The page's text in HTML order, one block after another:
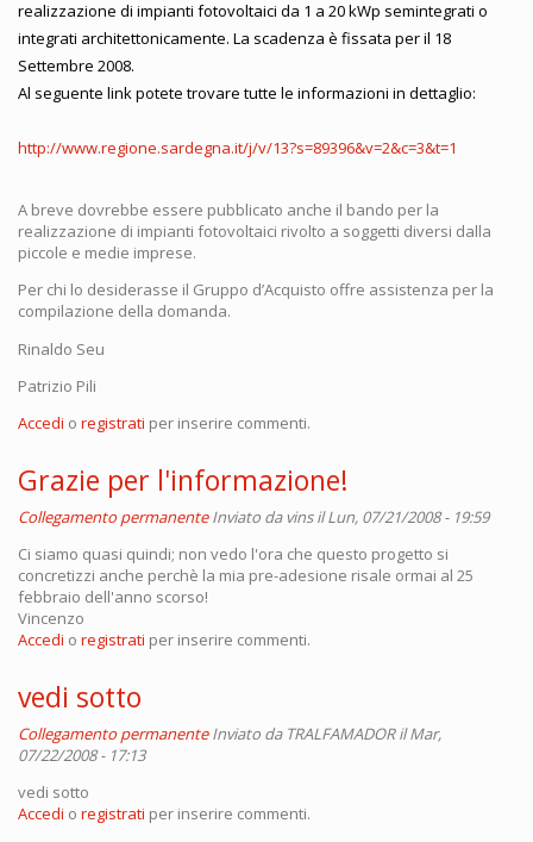
realizzazione di impianti fotovoltaici da 1 a 20 kWp semintegrati o
integrati architettonicamente. La scadenza è fissata per il 18
Settembre 2008.
Al seguente link potete trovare tutte le informazioni in dettaglio:
http://www.regione.sardegna.it/j/v/13?s=89396&v=2&c=3&t=1
A breve dovrebbe essere pubblicato anche il bando per la
realizzazione di impianti fotovoltaici rivolto a soggetti diversi dalla
piccole e medie imprese.
Per chi lo desiderasse il Gruppo d’Acquisto offre assistenza per la
compilazione della domanda.
Rinaldo Seu
Patrizio Pili
Accedi o registrati per inserire commenti.
Grazie per l'informazione!
Collegamento permanente Inviato davinsil Lun, 07/21/2008 - 19:59
Ci siamo quasi quindi; non vedo l'ora che questo progetto si
concretizzi anche perchè la mia pre-adesione risale ormai al 25
febbraio dell'anno scorso!
Vincenzo
Accedi o registrati per inserire commenti.
vedi sotto
Collegamento permanente Inviato da TRALFAMADORil Mar,
07/22/2008 - 17:13
vedi sotto
Accedi o registrati per inserire commenti.